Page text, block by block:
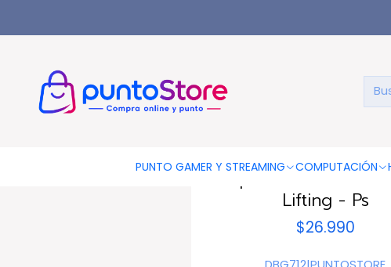
PUNTO GAMER Y STREAMING COMPUTACIÓN
Limpiador Ultrasónico
Lifting - Ps
$26.990